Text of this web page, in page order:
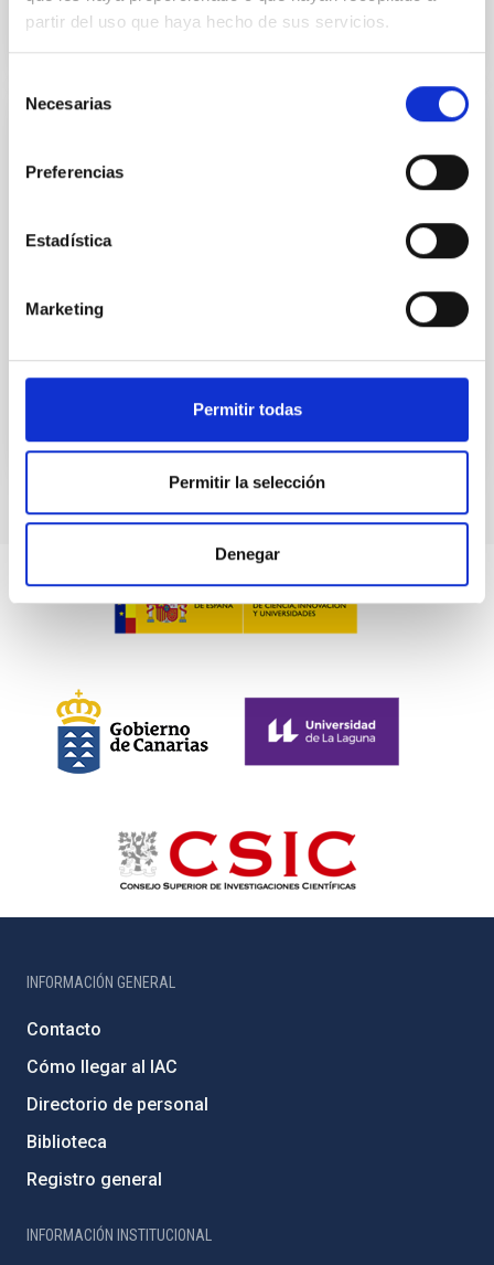
partir del uso que haya hecho de sus servicios.
Necesarias
Preferencias
Estadística
Marketing
Permitir todas
Permitir la selección
Denegar
TOI-1634 b: An Ultra-short-period
Radius Valley
well explained by distinct formation timescales
INFORMACIÓN GENERAL
Contacto
Cómo llegar al IAC
Directorio de personal
Biblioteca
Registro general
INFORMACIÓN INSTITUCIONAL